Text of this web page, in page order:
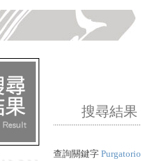
搜尋結果
查詢關鍵字 Purgatorio